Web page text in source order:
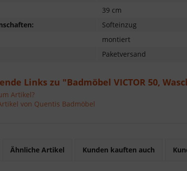
39 cm
Softeinzug
montiert
Paketversand
Links zu "Badmöbel VICTOR 50,
Artikel?
von Quentis Badmöbel
Ähnliche Artikel Kunden kauften auch